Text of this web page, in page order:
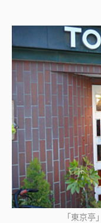
「東京